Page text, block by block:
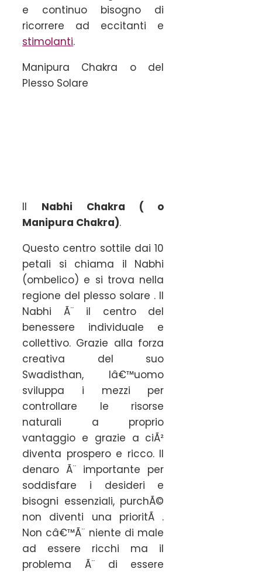
e continuo bisogno di
ricorrere ad eccitanti e
stimolanti.
Manipura Chakra o del
Plesso Solare
Il Nabhi Chakra ( o
Manipura Chakra).
Questo centro sottile dai 10
petali si chiama il Nabhi
(ombelico) e si trova nella
regione del plesso solare . Il
Nabhi Ã¨ il centro del
benessere individuale e
collettivo. Grazie alla forza
creativa del suo
Swadisthan, lâ€™uomo
sviluppa i mezzi per
controllare le risorse
naturali a proprio
vantaggio e grazie a ciÃ²
diventa prospero e ricco. Il
denaro Ã¨ importante per
soddisfare i desideri e
bisogni essenziali, purchÃ©
non diventi una prioritÃ .
Non câ€™Ã¨ niente di male
ad essere ricchi ma il
problema Ã¨ di essere